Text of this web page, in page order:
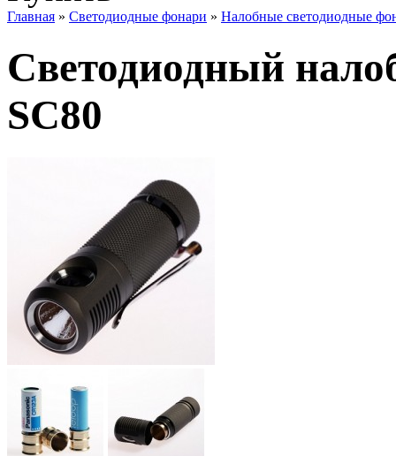
Главная » Светодиодные фонари » Налобные светодиодные
Светодиодный
SC80